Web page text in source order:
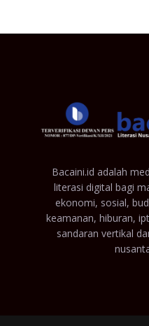
Bacaini.id adalah
literasi digital bagi
ekonomi, sosial,
keamanan, hiburan,
sandaran vertikal